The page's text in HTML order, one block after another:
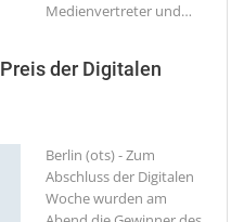
Medienvertreter und…
der Digitalen
Berlin (ots) - Zum
Abschluss der Digitalen
Woche wurden am